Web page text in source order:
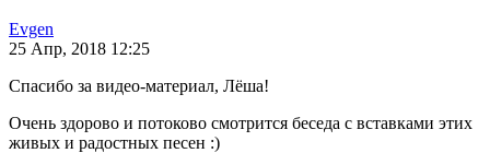
Evgen
25 Апр, 2018 12:25
Спасибо за видео-материал, Лёша!
Очень здорово и потоково смотрится беседа с вставками этих
живых и радостных песен :)